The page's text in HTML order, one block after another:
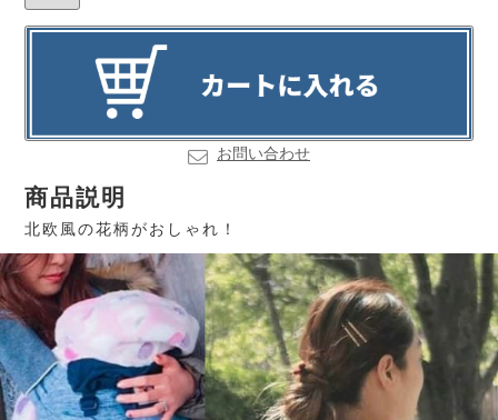
お問い合わせ
商品説明
北欧風の花柄がおしゃれ！